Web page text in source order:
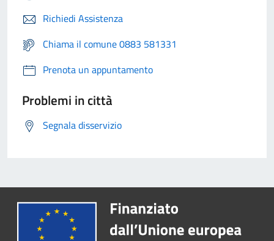
Richiedi Assistenza
Chiama il comune 0883 581331
Prenota un appuntamento
Problemi in città
Segnala disservizio